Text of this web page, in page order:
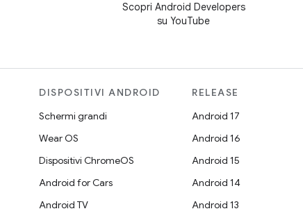
Scopri Android Developers
su YouTube
DISPOSITIVI ANDROID
Schermi grandi
Wear OS
Dispositivi ChromeOS
Android for Cars
Android TV
RELEASE
Android 17
Android 16
Android 15
Android 14
Android 13